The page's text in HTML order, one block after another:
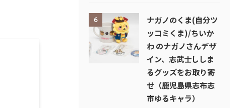
6
ナガノのくま(自分ツ
ッコミくま)/ちいか
わ のナガノさんデザ
イン、志武士ししま
るグッズをお取り寄
せ（鹿児島県志布志
市ゆるキャラ）